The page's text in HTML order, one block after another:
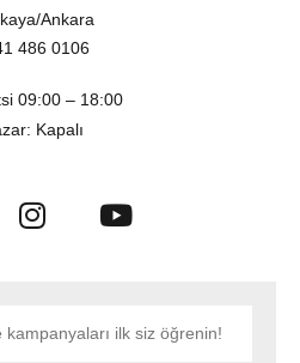
Ankara
486 0106
09:00 – 18:00
Kapalı